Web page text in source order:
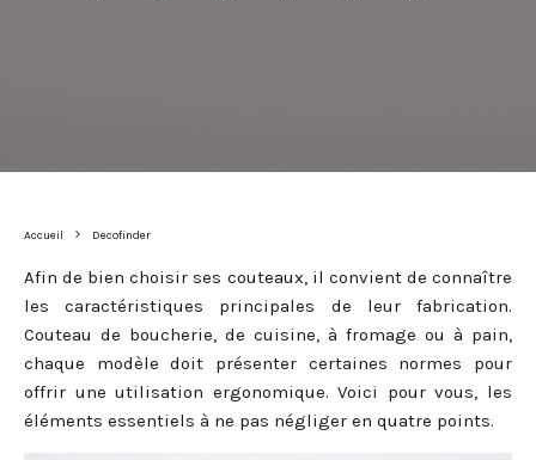
Accueil Decofinder
Afin de bien choisir ses couteaux, il convient de connaître
les caractéristiques principales de leur fabrication.
Couteau de boucherie, de cuisine, à fromage ou à pain,
chaque modèle doit présenter certaines normes pour
offrir une utilisation ergonomique. Voici pour vous, les
éléments essentiels à ne pas négliger en quatre points.